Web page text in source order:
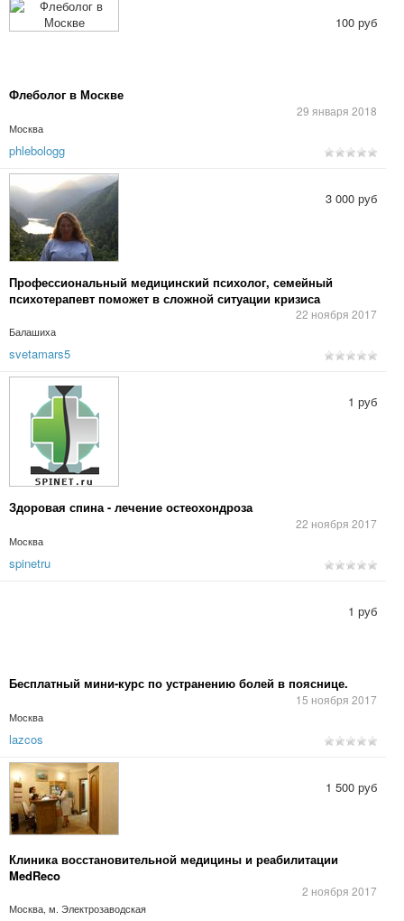
Флеболог в Москве
29 января 2018
Москва
100 руб
phlebologg
Профессиональный медицинский психолог, семейный
психотерапевт поможет в сложной ситуации кризиса
22 ноября 2017
Балашиха
3 000 руб
svetamars5
Здоровая спина - лечение остеохондроза
22 ноября 2017
Москва
1 руб
spinetru
Бесплатный мини-курс по устранению болей в пояснице.
15 ноября 2017
Москва
1 руб
lazcos
Клиника восстановительной медицины и реабилитации
MedReco
2 ноября 2017
Москва, м. Электрозаводская
1 500 руб